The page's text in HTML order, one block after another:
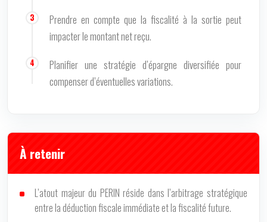
Prendre en compte que la fiscalité à la sortie peut
impacter le montant net reçu.
Planifier une stratégie d’épargne diversifiée pour
compenser d’éventuelles variations.
À retenir
L’atout majeur du PERIN réside dans l’arbitrage stratégique
entre la déduction fiscale immédiate et la fiscalité future.